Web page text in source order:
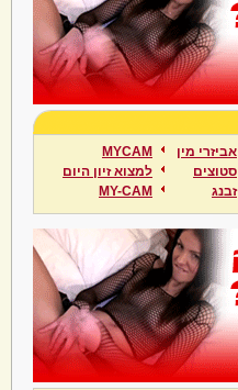
אביזרי מין
סטוצים
זבנג
MYCAM
למצוא זיון היום
MY-CAM